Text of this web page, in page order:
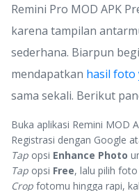
Remini Pro MOD APK
karena tampilan
sederhana. Biarpun
mendapatkan hasil foto
sama sekali. Berikut
Buka aplikasi Remini MOD
Registrasi dengan Google
Tap opsi Enhance Photo
Tap opsi Free, lalu pilih
Crop fotomu hingga rapi,